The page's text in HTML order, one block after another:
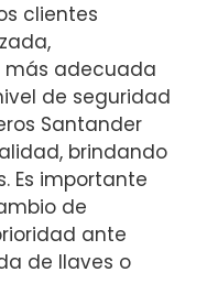
clientes
adecuada
de seguridad
Santander
brindando
Es importante
de
ante
de llaves o